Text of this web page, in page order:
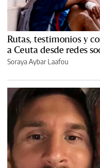
Rutas, testimonios y
a Ceuta desde redes
Soraya Aybar Laafou